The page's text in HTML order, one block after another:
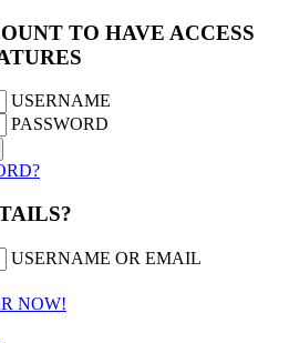
TO HAVE ACCESS
USERNAME
PASSWORD
USERNAME OR EMAIL
NOW!